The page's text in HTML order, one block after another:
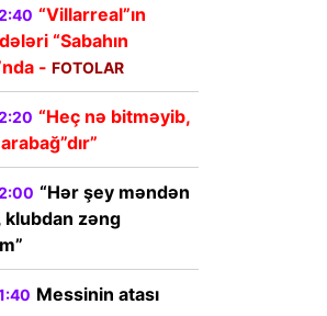
“Villarreal”ın
“Sabahın
- FOTOLAR
“Heç nə bitməyib,
“Hər şey məndən
klubdan zəng
Messinin atası